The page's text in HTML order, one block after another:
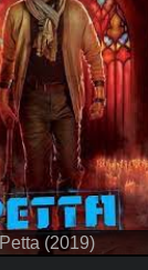
Petta (2019)